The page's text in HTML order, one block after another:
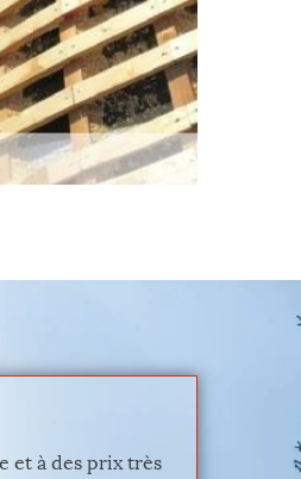
et à des prix très